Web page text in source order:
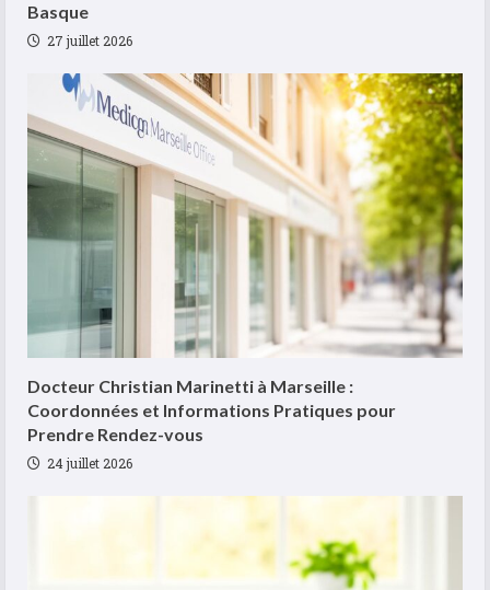
Basque
27 juillet 2026
Docteur Christian Marinetti à Marseille :
Coordonnées et Informations Pratiques pour
Prendre Rendez-vous
24 juillet 2026